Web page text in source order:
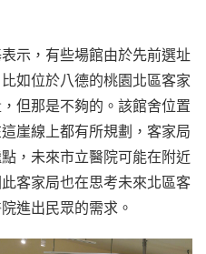
示，有些場館由於先前選址
如位於八德的桃園北區客家
但那是不夠的。該館舍位置
崖線上都有所規劃，客家局
，未來市立醫院可能在附近
客家局也在思考未來北區客
進出民眾的需求。